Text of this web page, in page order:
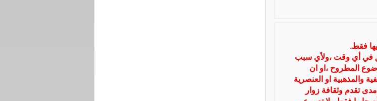
فقط.
في أي وقت ،ولأي سبب
المطروح ،او ان
والمذهبية او العنصرية
تقدم وثقافة زوار